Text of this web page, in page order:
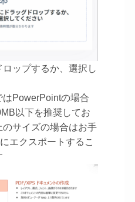
ップするか、選択し
PowerPointの場合
以下を推奨してお
のサイズの場合はお手
エクスポートするこ